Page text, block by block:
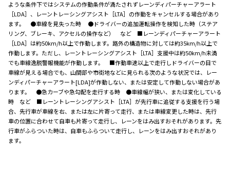
ような条件下ではシステムの作動条件が満たされずレーンディパーチャーアラート
［LDA］、レーントレーシングアシスト［LTA］の作動をキャンセルする場合があり
ます。 ●車線を見失った時 ●ドライバーの追加運転操作を検知した時（ステア
リング、ブレーキ、アクセルの操作など） など ■レーンディパーチャーアラート
［LDA］は約50km/h以上で作動します。路外の構造物に対しては約35km/h以上で
作動します。ただし、レーントレーシングアシスト［LTA］支援中は約50km/h未満
でも車線逸脱警報機能が作動します。 ■作動車速以上で走行しドライバーの目で
車線が見える場合でも、山間部や市街地などに見られる次のような状況では、レー
ンディパーチャーアラート[LDA]が作動しない、または安定して作動しない場合があ
ります。 ●急カーブや急勾配を走行する時 ●車線幅が狭い、または変化している
時 など ■レーントレーシングアシスト［LTA］が先行車に追従する支援を行う場
合、先行車が車線を右、または左に片寄って走行、または車線変更した時は、先行
車の位置に合わせて自車も片寄って走行し、レーンをはみ出すおそれがあります。先
行車がふらついた時は、自車もふらついて走行し、レーンをはみ出すおそれがあり
ます。